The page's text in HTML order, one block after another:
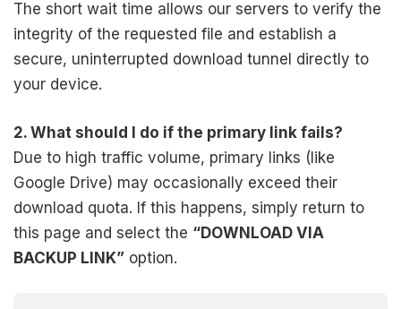
The short wait time allows our servers to verify the
integrity of the requested file and establish a
secure, uninterrupted download tunnel directly to
your device.
2. What should I do if the primary link fails?
Due to high traffic volume, primary links (like
Google Drive) may occasionally exceed their
download quota. If this happens, simply return to
this page and select the “DOWNLOAD VIA
BACKUP LINK” option.